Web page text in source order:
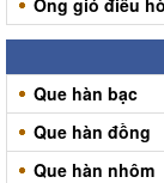
Que hàn bạc
Que hàn đồng
Que hàn nhôm